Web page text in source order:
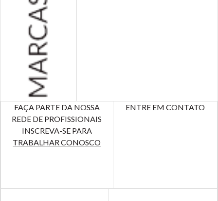
FAÇA PARTE DA NOSSA
REDE DE PROFISSIONAIS
INSCREVA-SE PARA
TRABALHAR CONOSCO
ENTRE EM CONTATO